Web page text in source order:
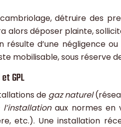
détruire des
alors déposer plainte,
d’une négligence
mobilisable, sous réserve
GPL
de gaz naturel
aux normes en
etc.). Une installation